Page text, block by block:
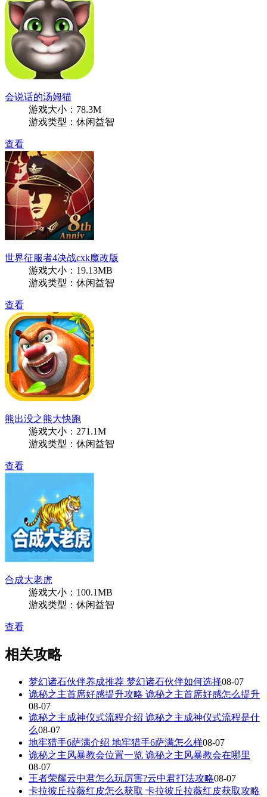
会说话的汤姆猫
游戏大小：78.3M
游戏类型：休闲益智
查看
世界征服者4决战cxk魔改版
游戏大小：19.13MB
游戏类型：休闲益智
查看
熊出没之熊大快跑
游戏大小：271.1M
游戏类型：休闲益智
查看
合成大老虎
游戏大小：100.1MB
游戏类型：休闲益智
查看
相关攻略
梦幻诸石伙伴养成推荐 梦幻诸石伙伴如何选择08-07
诡秘之主首席好感提升攻略 诡秘之主首席好感怎么提升
08-07
诡秘之主成神仪式流程介绍 诡秘之主成神仪式流程是什
么08-07
地牢猎手6萨满介绍 地牢猎手6萨满怎么样08-07
诡秘之主风暴教会位置一览 诡秘之主风暴教会在哪里
08-07
王者荣耀云中君怎么玩厉害?云中君打法攻略08-07
卡拉彼丘拉薇红皮怎么获取 卡拉彼丘拉薇红皮获取攻略